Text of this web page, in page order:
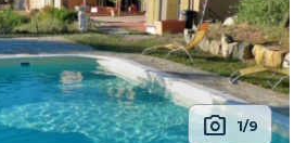
photo_camera 1/9